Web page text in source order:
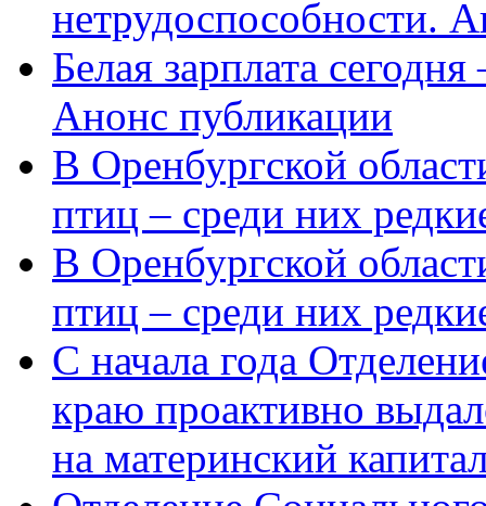
нетрудоспособности.
Белая зарплата
Анонс публикации
В Оренбургской
птиц – среди них
В Оренбургской
птиц – среди них
С начала года
краю проактивно
на материнский